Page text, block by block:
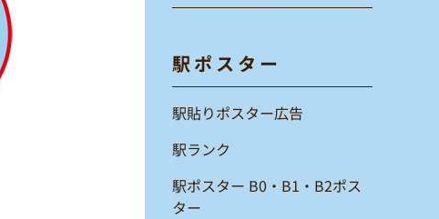
駅ポスター
駅貼りポスター広告
駅ランク
駅ポスター B0・B1・B2ポス
ター